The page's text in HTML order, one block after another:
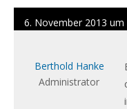
6. November 2013 um
Berthold Hanke
Administrator